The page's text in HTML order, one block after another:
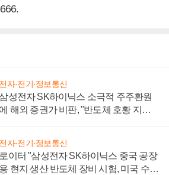
전자·전기·정보통신
삼성전자 SK하이닉스 소극적 주주환원
에 해외 증권가 비판, "반도체 호황 지속
전자·전기·정보통신
로이터 "삼성전자 SK하이닉스 중국 공장
용 현지 생산 반도체 장비 시험, 미국 수출